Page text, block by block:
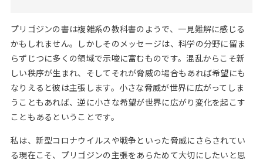
プリゴジンの書は複雑系の教科書のようで、一見難解に感じる
かもしれません。しかしそのメッセージは、科学の分野に留ま
らずじつに多くの領域で示唆に富むものです。混乱からこそ新
しい秩序が生まれ、そしてそれが脅威の場合もあれば希望にも
なりえると彼は主張します。小さな脅威が世界に広がってしま
うこともあれば、逆に小さな希望が世界に広がり変化を起こす
こともあるということです。
私は、新型コロナウイルスや戦争といった脅威にさらされてい
る現在こそ、プリゴジンの主張をあらためて大切にしたいと思